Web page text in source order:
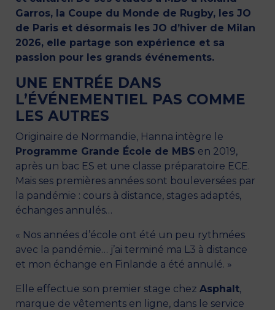
Garros, la Coupe du Monde de Rugby, les JO
de Paris et désormais les JO d’hiver de Milan
2026, elle partage son expérience et sa
passion pour les grands événements.
UNE ENTRÉE DANS
L’ÉVÉNEMENTIEL PAS COMME
LES AUTRES
Originaire de Normandie, Hanna intègre le
Programme Grande École de MBS en 2019,
après un bac ES et une classe préparatoire ECE.
Mais ses premières années sont bouleversées par
la pandémie : cours à distance, stages adaptés,
échanges annulés…
« Nos années d’école ont été un peu rythmées
avec la pandémie… j’ai terminé ma L3 à distance
et mon échange en Finlande a été annulé. »
Elle effectue son premier stage chez Asphalt,
marque de vêtements en ligne, dans le service